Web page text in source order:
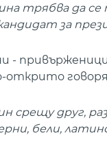
трябва да се
за
-
открито
срещу друг,
бели,